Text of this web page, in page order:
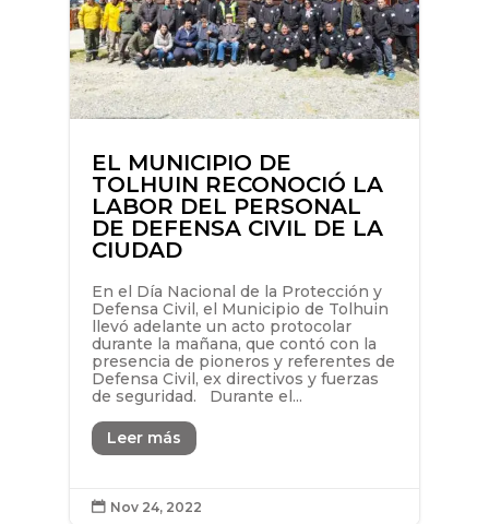
EL MUNICIPIO DE
TOLHUIN RECONOCIÓ LA
LABOR DEL PERSONAL
DE DEFENSA CIVIL DE LA
CIUDAD
En el Día Nacional de la Protección y
Defensa Civil, el Municipio de Tolhuin
llevó adelante un acto protocolar
durante la mañana, que contó con la
presencia de pioneros y referentes de
Defensa Civil, ex directivos y fuerzas
de seguridad. Durante el...
Leer más
 Nov 24, 2022